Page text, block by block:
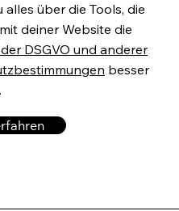
alles über die Tools, die
deiner Website die
DSGVO und anderer
besser